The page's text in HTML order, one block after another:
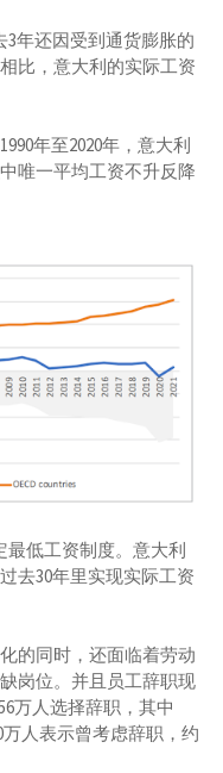
3年还因受到通货膨胀的
比，意大利的实际工资
年至2020年，意大利
唯一平均工资不升反降
最低工资制度。意大利
去30年里实现实际工资
的同时，还面临着劳动
岗位。并且员工辞职现
万人选择辞职，其中
人表示曾考虑辞职，约